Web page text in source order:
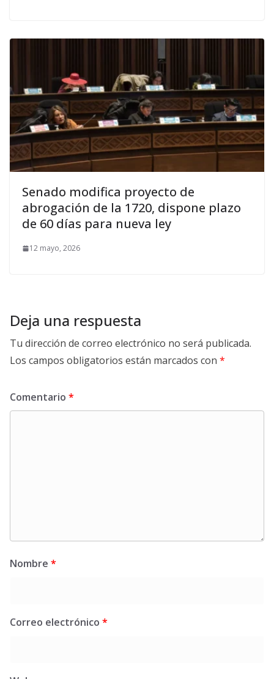
Senado modifica proyecto de
abrogación de la 1720, dispone plazo
de 60 días para nueva ley
12 mayo, 2026
Deja una respuesta
Tu dirección de correo electrónico no será publicada.
Los campos obligatorios están marcados con *
Comentario *
Nombre *
Correo electrónico *